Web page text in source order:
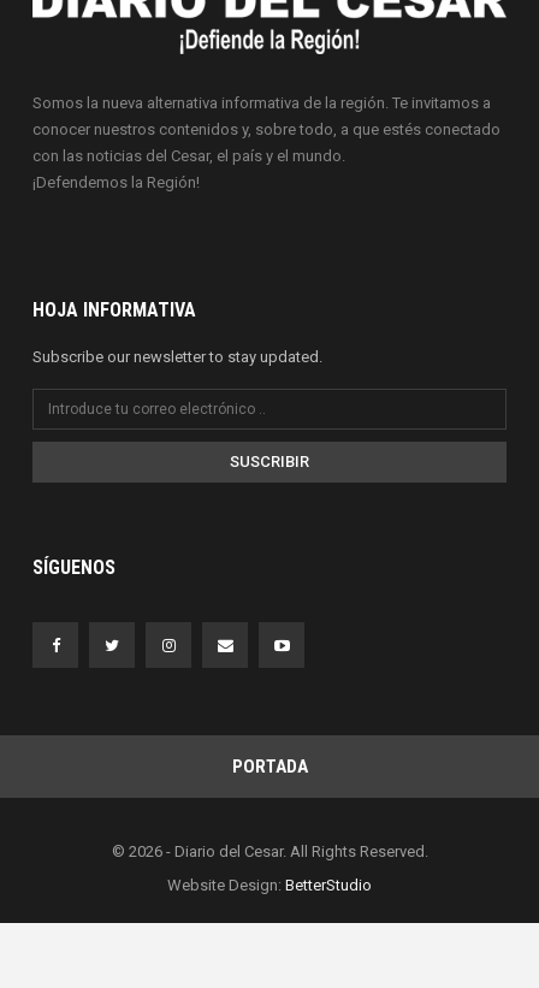
Somos la nueva alternativa informativa de la región. Te invitamos a
conocer nuestros contenidos y, sobre todo, a que estés conectado
con las noticias del Cesar, el país y el mundo.
¡Defendemos la Región!
HOJA INFORMATIVA
Subscribe our newsletter to stay updated.
SUSCRIBIR
SÍGUENOS
PORTADA
© 2026 - Diario del Cesar. All Rights Reserved.
Website Design: BetterStudio